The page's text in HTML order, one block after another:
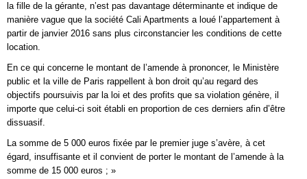
la fille de la gérante, n’est pas davantage déterminante et indique de
manière vague que la société Cali Apartments a loué l’appartement à
partir de janvier 2016 sans plus circonstancier les conditions de cette
location.
En ce qui concerne le montant de l’amende à prononcer, le Ministère
public et la ville de Paris rappellent à bon droit qu’au regard des
objectifs poursuivis par la loi et des profits que sa violation génère, il
importe que celui-ci soit établi en proportion de ces derniers afin d’être
dissuasif.
La somme de 5 000 euros fixée par le premier juge s’avère, à cet
égard, insuffisante et il convient de porter le montant de l’amende à la
somme de 15 000 euros ; »